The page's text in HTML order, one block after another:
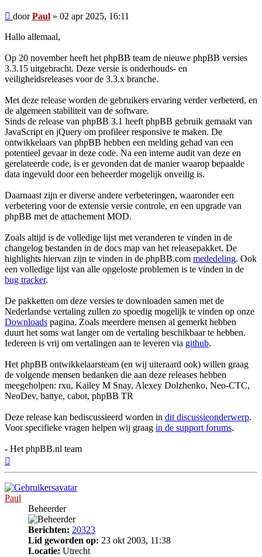
Bericht
doorPaul » 02 apr 2025, 16:11
Hallo allemaal,
Op 20 november heeft het phpBB team de nieuwe phpBB versies
3.3.15 uitgebracht. Deze versie is onderhouds- en
veiligheidsreleases voor de 3.3.x branche.
Met deze release worden de gebruikers ervaring verder verbeterd, en
de algemeen stabiliteit van de software.
Sinds de release van phpBB 3.1 heeft phpBB gebruik gemaakt van
JavaScript en jQuery om profileer responsive te maken. De
ontwikkelaars van phpBB hebben een melding gehad van een
potentieel gevaar in deze code. Na een interne audit van deze en
gerelateerde code, is er gevonden dat de manier waarop bepaalde
data ingevuld door een beheerder mogelijk onveilig is.
Daarnaast zijn er diverse andere verbeteringen, waaronder een
verbetering voor de extensie versie controle, en een upgrade van
phpBB met de attachement MOD.
Zoals altijd is de volledige lijst met veranderen te vinden in de
changelog bestanden in de docs map van het releasepakket. De
highlights hiervan zijn te vinden in de phpBB.com mededeling. Ook
een volledige lijst van alle opgeloste problemen is te vinden in de
bug tracker.
De pakketten om deze versies te downloaden samen met de
Nederlandse vertaling zullen zo spoedig mogelijk te vinden op onze
Downloads pagina. Zoals meerdere mensen al gemerkt hebben
duurt het soms wat langer om de vertaling beschikbaar te hebben.
Iedereen is vrij om vertalingen aan te leveren via github.
Het phpBB ontwikkelaarsteam (en wij uiteraard ook) willen graag
de volgende mensen bedanken die aan deze releases hebben
meegeholpen: rxu, Kailey M Snay, Alexey Dolzhenko, Neo-CTC,
NeoDev, battye, cabot, phpBB TR
Deze release kan bediscussieerd worden in dit discussieonderwerp.
Voor specifieke vragen helpen wij graag in de support forums.
- Het phpBB.nl team
Paul
Beheerder
Berichten: 20323
Lid geworden op: 23 okt 2003, 11:38
Locatie: Utrecht